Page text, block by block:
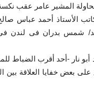
المشير عامر عقب نكسة ١٩٦٧
الأستاذ أحمد عباس
شمس بدران فى لندن
نار -أحد أقرب الضباط
بعض خفايا العلاقة بين